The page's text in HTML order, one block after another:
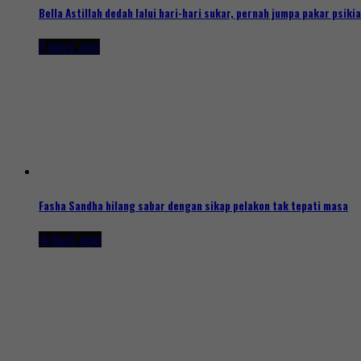
Bella Astillah dedah lalui hari-hari sukar, pernah jumpa pakar
3 days ago
Fasha Sandha hilang sabar dengan sikap pelakon tak tepati masa
4 days ago